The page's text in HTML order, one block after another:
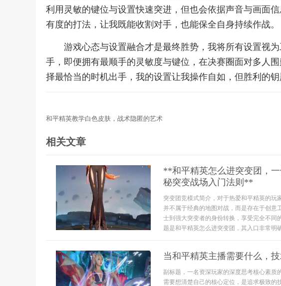
利用灵敏的键位与设置快速突进，但也会依据声音与画面
有度的打法，让我既能收割对手，也能保全自身持续作战。
游戏心态与设置融合才是最终胜势，我将所有设置视
手，即便拥有最顺手的灵敏度与键位，在决赛圈面对多人
择最恰当的时机出手，我的设置让我操作自如，但胜利的
和平精英教学白色皮肤，战术隐匿的艺术
相关文章
**和平精英怎么进突变团，
秘突变战场入门法则**
突变团竞模式简介，对于热爱和平精英的玩
并不属于经典的地图对战，而是存在于创意
士到强大突变者的身份转换，享受完全不同
题是和平精英怎么进突变团，其入口非常明
当和平精英主播需要什么，
副标题，一名资深玩家的深度思考核心素质
需要想清楚自己的核心定位，是追求极致的